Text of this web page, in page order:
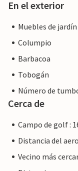
En el exterior
Muebles de jardín
Columpio
Barbacoa
Tobogán
Número de
Cerca de
Campo de golf :
Distancia del
Vecino más